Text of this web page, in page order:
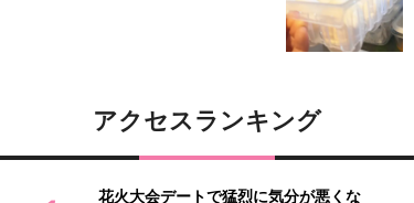
アクセスランキング
花火大会デートで猛烈に気分が悪くな